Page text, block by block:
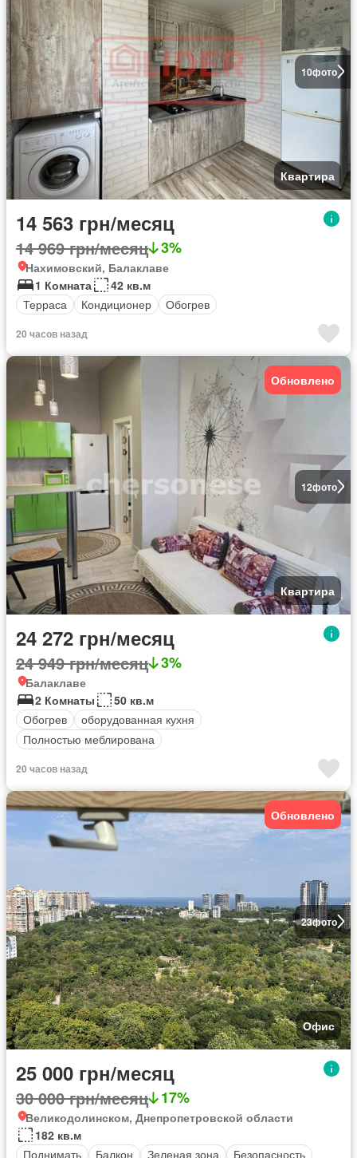
10фото
Квартира
14 563 грн/месяц
14 969 грн/месяц 3%
Нахимовский, Балаклаве
1 Комната
42 кв.м
Терраса
Кондиционер Обогрев
20 часов назад
12фото
Обновлено
Квартира
24 272 грн/месяц
24 949 грн/месяц 3%
Балаклаве
2 Комнаты
50 кв.м
Обогрев
оборудованная кухня
Полностью меблирована
20 часов назад
23фото
Обновлено
Офис
25 000 грн/месяц
30 000 грн/месяц 17%
Великодолинском, Днепропетровской области
182 кв.м
Поднимать
Балкон Зеленая зона Безопасность